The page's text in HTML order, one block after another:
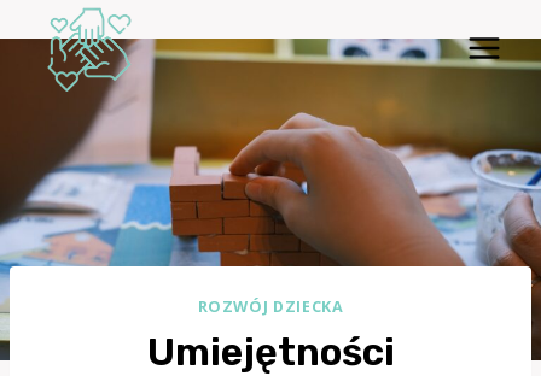
Przejdź
treści
ROZWÓJ DZIECKA
Umiejętności